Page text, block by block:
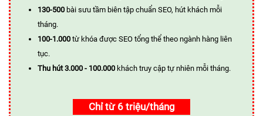
130-500 bài sưu tầm biên tập chuẩn SEO, hút khách mỗi
tháng.
100-1.000 từ khóa được SEO tổng thể theo ngành hàng liên
tục.
Thu hút 3.000 - 100.000 khách truy cập tự nhiên mỗi tháng.
Chỉ từ 6 triệu/tháng